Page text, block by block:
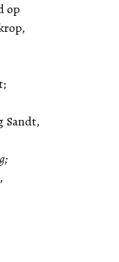
op
Sandt,